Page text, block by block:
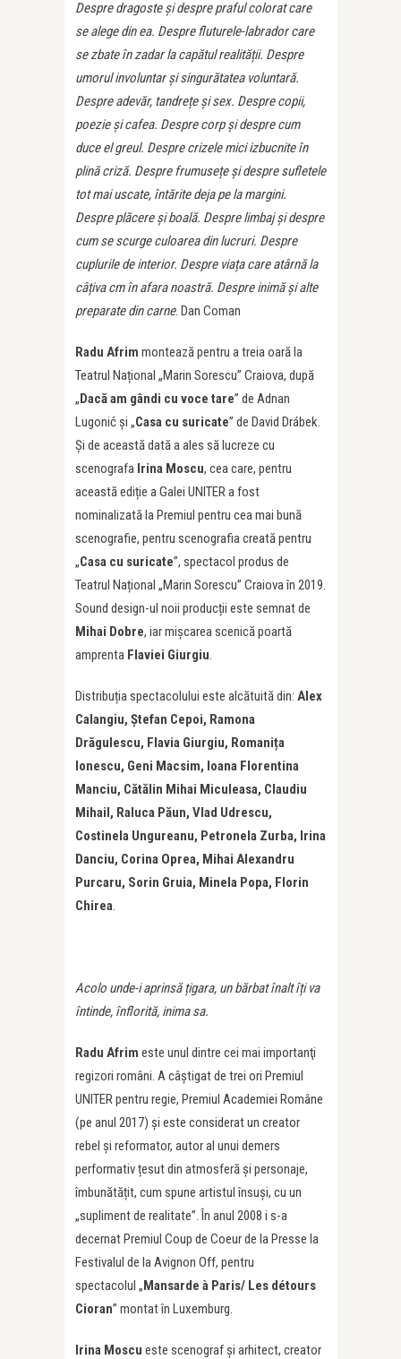
Despre dragoste și despre praful colorat care
se alege din ea. Despre fluturele-labrador care
se zbate în zadar la capătul realității. Despre
umorul involuntar și singurătatea voluntară.
Despre adevăr, tandrețe și sex. Despre copii,
poezie și cafea. Despre corp și despre cum
duce el greul. Despre crizele mici izbucnite în
plină criză. Despre frumusețe și despre sufletele
tot mai uscate, întărite deja pe la margini.
Despre plăcere și boală. Despre limbaj și despre
cum se scurge culoarea din lucruri. Despre
cuplurile de interior. Despre viața care atârnă la
câțiva cm în afara noastră. Despre inimă și alte
preparate din carne. Dan Coman
Radu Afrim montează pentru a treia oară la
Teatrul Național „Marin Sorescu” Craiova, după
„Dacă am gândi cu voce tare” de Adnan
Lugonić și „Casa cu suricate” de David Drábek.
Și de această dată a ales să lucreze cu
scenografa Irina Moscu, cea care, pentru
această ediție a Galei UNITER a fost
nominalizată la Premiul pentru cea mai bună
scenografie, pentru scenografia creată pentru
„Casa cu suricate”, spectacol produs de
Teatrul Național „Marin Sorescu” Craiova în 2019.
Sound design-ul noii producții este semnat de
Mihai Dobre, iar mişcarea scenică poartă
amprenta Flaviei Giurgiu.
Distribuția spectacolului este alcătuită din: Alex
Calangiu, Ștefan Cepoi, Ramona
Drăgulescu, Flavia Giurgiu, Romanița
Ionescu, Geni Macsim, Ioana Florentina
Manciu, Cătălin Mihai Miculeasa, Claudiu
Mihail, Raluca Păun, Vlad Udrescu,
Costinela Ungureanu, Petronela Zurba, Irina
Danciu, Corina Oprea, Mihai Alexandru
Purcaru, Sorin Gruia, Minela Popa, Florin
Chirea.
Acolo unde-i aprinsățigara, un bărbat înalt îți va
întinde, înflorită, inima sa.
Radu Afrim este unul dintre cei mai importanţi
regizori români. A câștigat de trei ori Premiul
UNITER pentru regie, Premiul Academiei Române
(pe anul 2017) și este considerat un creator
rebel și reformator, autor al unui demers
performativ țesut din atmosferă și personaje,
îmbunătățit, cum spune artistul însuși, cu un
„supliment de realitate”. În anul 2008 i s-a
decernat Premiul Coup de Coeur de la Presse la
Festivalul de la Avignon Off, pentru
spectacolul „Mansarde à Paris/ Les détours
Cioran” montat în Luxemburg.
Irina Moscu este scenograf și arhitect, creator